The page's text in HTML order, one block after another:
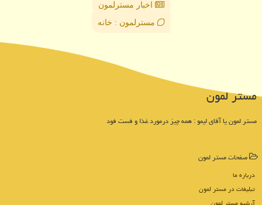
اخبار مسترلمون
مسترلمون : خانه
مستر لمون
مستر لمون یا آقای لیمو : همه چیز درمورد غذا و فست فود
صفحات مستر لمون
درباره ما
تبلیغات در مستر لمون